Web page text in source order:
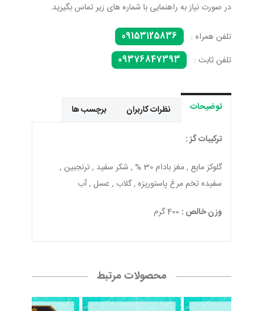
در صورت نیاز به راهنمایی با شماره های زیر تماس بگیرید.
تلفن همراه :
09153125836
تلفن ثابت :
09376847393
توضیحات نظرات کاربران برچسب ها
ترکیبات گز :
گلوکز مایع , مغز بادام 30 % , شکر سفید , ترنجبین ,
سفیده تخم مرغ پاستوریزه , گلاب , عسل , آب
وزن خالص :
محصولات مرتبط